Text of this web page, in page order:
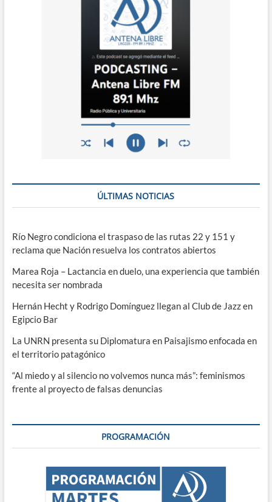
ÚLTIMAS NOTICIAS
Río Negro condiciona el traspaso de las rutas 22 y 151 y
reclama que Nación resuelva los contratos abiertos
Marea Roja – Lactancia en duelo, una experiencia que también
necesita ser nombrada
Hernán Hecht y Rodrigo Domínguez llegan al Club de Jazz en
Egipcio Bar
La UNRN presenta su Diplomatura en Paisajismo enfocada en
el territorio patagónico
“Al miedo y al silencio no volvemos nunca más”: feminismos
frente al proyecto de falsas denuncias
PROGRAMACIÓN